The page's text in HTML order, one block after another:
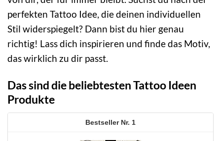
perfekten Tattoo Idee, die deinen individuellen
Stil widerspiegelt? Dann bist du hier genau
richtig! Lass dich inspirieren und finde das Motiv,
das wirklich zu dir passt.
Das sind die beliebtesten Tattoo Ideen
Produkte
1